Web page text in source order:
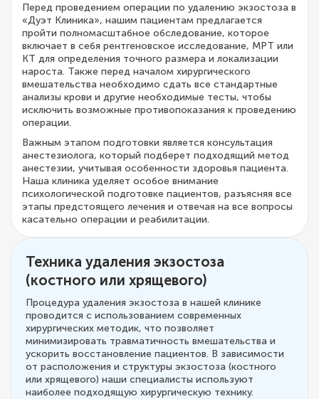
Перед проведением операции по удалению экзостоза в
«Дуэт Клиника», нашим пациентам предлагается
пройти полномасштабное обследование, которое
включает в себя рентгеновское исследование, МРТ или
КТ для определения точного размера и локализации
нароста. Также перед началом хирургического
вмешательства необходимо сдать все стандартные
анализы крови и другие необходимые тесты, чтобы
исключить возможные противопоказания к проведению
операции.
Важным этапом подготовки является консультация
анестезиолога, который подберет подходящий метод
анестезии, учитывая особенности здоровья пациента.
Наша клиника уделяет особое внимание
психологической подготовке пациентов, разъясняя все
этапы предстоящего лечения и отвечая на все вопросы
касательно операции и реабилитации.
Техника удаления экзостоза
(костного или хрящевого)
Процедура удаления экзостоза в нашей клинике
проводится с использованием современных
хирургических методик, что позволяет
минимизировать травматичность вмешательства и
ускорить восстановление пациентов. В зависимости
от расположения и структуры экзостоза (костного
или хрящевого) наши специалисты используют
наиболее подходящую хирургическую технику.